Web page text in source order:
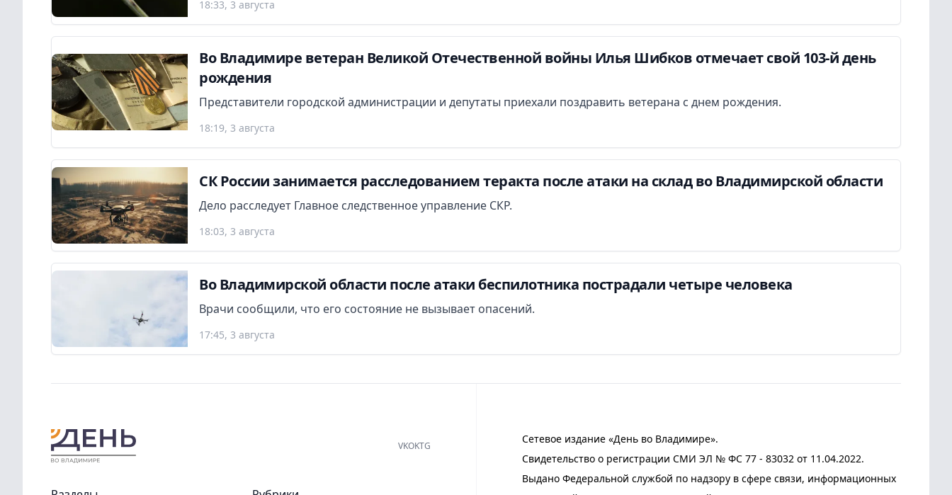
18:33, 3 августа
Во Владимире ветеран Великой Отечественной войны Илья Шибков отмечает свой 103-й день
рождения
Представители городской администрации и депутаты приехали поздравить ветерана с днем рождения.
18:19, 3 августа
СК России занимается расследованием теракта после атаки на склад во Владимирской области
Дело расследует Главное следственное управление СКР.
18:03, 3 августа
Во Владимирской области после атаки беспилотника пострадали четыре человека
Врачи сообщили, что его состояние не вызывает опасений.
17:45, 3 августа
Сетевое издание «День во Владимире».
Свидетельство о регистрации СМИ ЭЛ № ФС 77 - 83032 от 11.04.2022.
Выдано Федеральной службой по надзору в сфере связи, информационных
VKOKTG